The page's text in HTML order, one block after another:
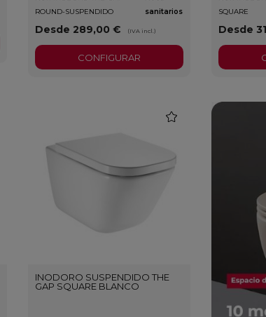
ROUND-SUSPENDIDO
sanitarios
Desde 289,00 € (IVA incl.)
CONFIGURAR
SQUARE
Desde
INODORO SUSPENDIDO THE
GAP SQUARE BLANCO
favorite